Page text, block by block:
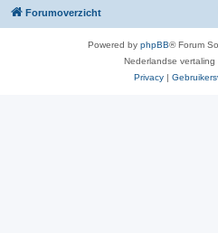
Forumoverzicht
Powered by phpBB® Forum
Nederlandse vertaling
Privacy |